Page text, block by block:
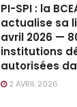
PI-SPI : la
actualise sa
avril 2026 —
institutions
autorisées
2 AVRIL 2026